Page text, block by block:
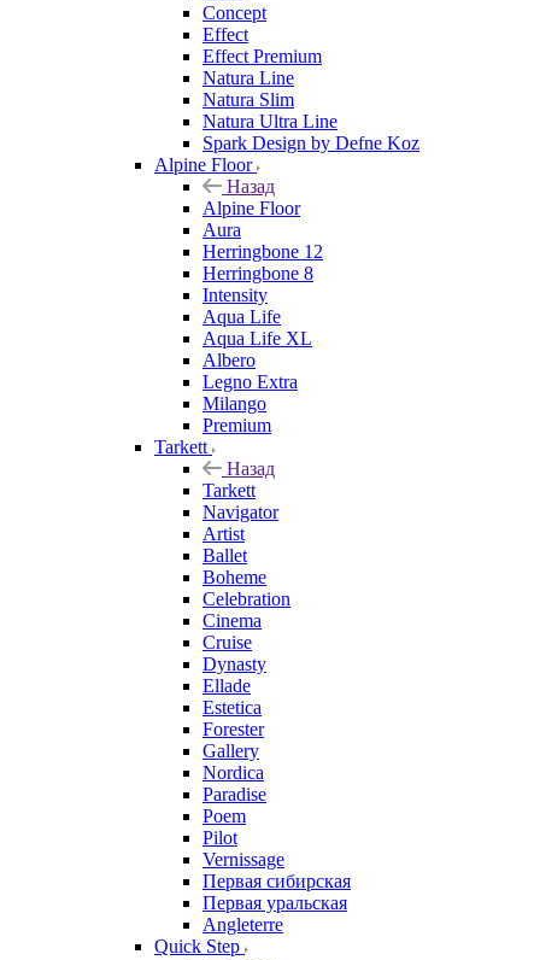
Concept
Effect
Effect Premium
Natura Line
Natura Slim
Natura Ultra Line
Spark Design by Defne Koz
Alpine Floor
Назад
Alpine Floor
Aura
Herringbone 12
Herringbone 8
Intensity
Aqua Life
Aqua Life XL
Albero
Legno Extra
Milango
Premium
Tarkett
Назад
Tarkett
Navigator
Artist
Ballet
Boheme
Celebration
Cinema
Cruise
Dynasty
Ellade
Estetica
Forester
Gallery
Nordica
Paradise
Poem
Pilot
Vernissage
Первая сибирская
Первая уральская
Angleterre
Quick Step